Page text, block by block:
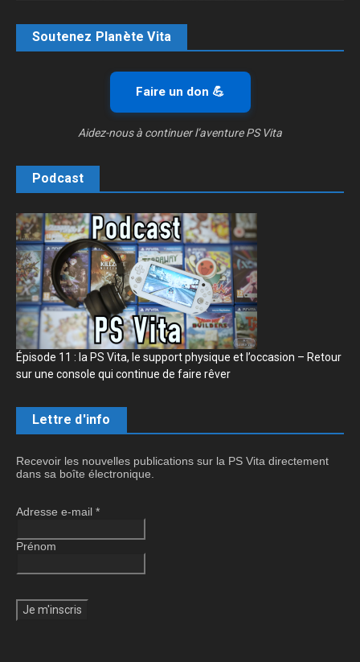
Soutenez Planète Vita
Faire un don 💪
Aidez-nous à continuer l’aventure PS Vita
Podcast
Épisode 11 : la PS Vita, le support physique et l’occasion – Retour
sur une console qui continue de faire rêver
Lettre d'info
Recevoir les nouvelles publications sur la PS Vita directement
dans sa boîte électronique.
Adresse e-mail *
Prénom